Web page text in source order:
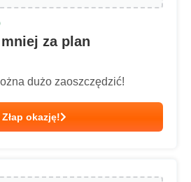
za plan
dużo zaoszczędzić!
Złap okazję!